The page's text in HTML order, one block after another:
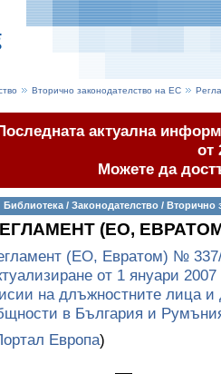
Вторично законодателство на ЕС
актуална
от
Можете да
Библиотека / Законодателство / Вторично
(ЕО,
(ЕО, Евратом) №
от 1 януари
на длъжностните лица и
в България и
Европа)